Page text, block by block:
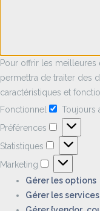
Pour offrir les
permettra de traiter des
caractéristiques et
Fonctionnel
Fonctionnel
Toujours
Préférences
Préférences
Statistiques
Statistiques
Marketing
Marketing
Gérer les options
Gérer les services